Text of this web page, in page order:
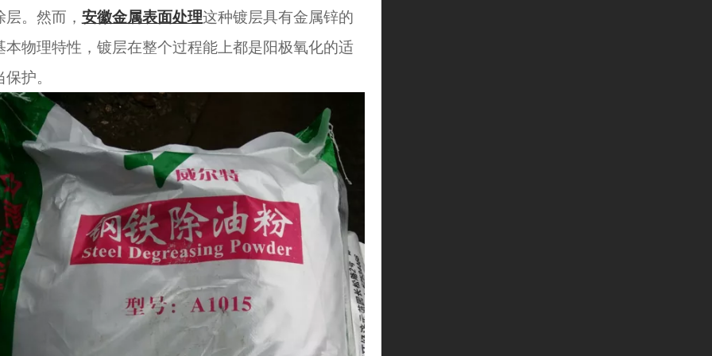
层。然而， 安徽金属表面处理这种镀层具有金属锌的
本物理特性，镀层在整个过程能上都是阳极氧化的适
保护。